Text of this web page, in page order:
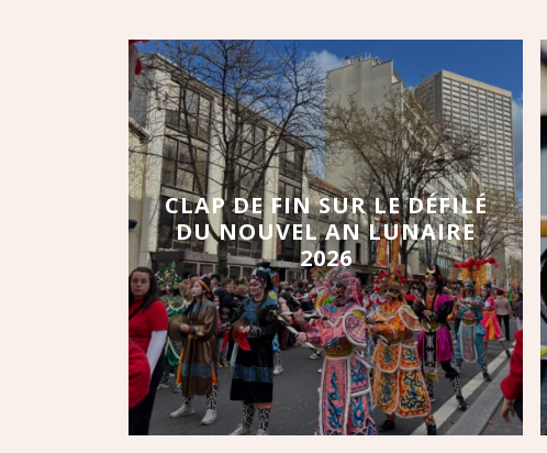
CLAP DE FIN SUR LE DÉFILÉ
DU NOUVEL AN LUNAIRE
2026